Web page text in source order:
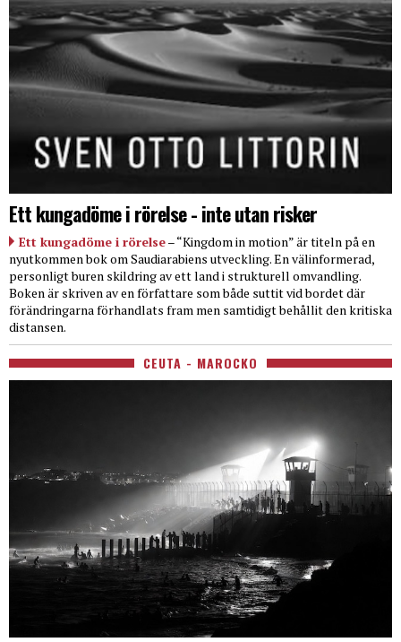
Ett kungadöme i rörelse - inte utan risker
Ett kungadöme i rörelse– “Kingdom in motion” är titeln på en
nyutkommen bok om Saudiarabiens utveckling. En välinformerad,
personligt buren skildring av ett land i strukturell omvandling.
Boken är skriven av en författare som både suttit vid bordet där
förändringarna förhandlats fram men samtidigt behållit den kritiska
distansen.
CEUTA - MAROCKO